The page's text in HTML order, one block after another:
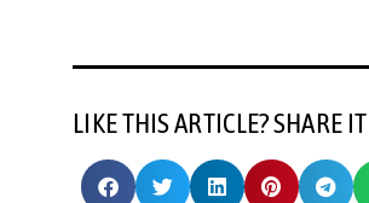
LIKE THIS ARTICLE? SHARE IT